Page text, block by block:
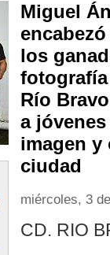
Miguel
los
Río
a
imagen
ciudad
miércoles, 3
CD. RIO